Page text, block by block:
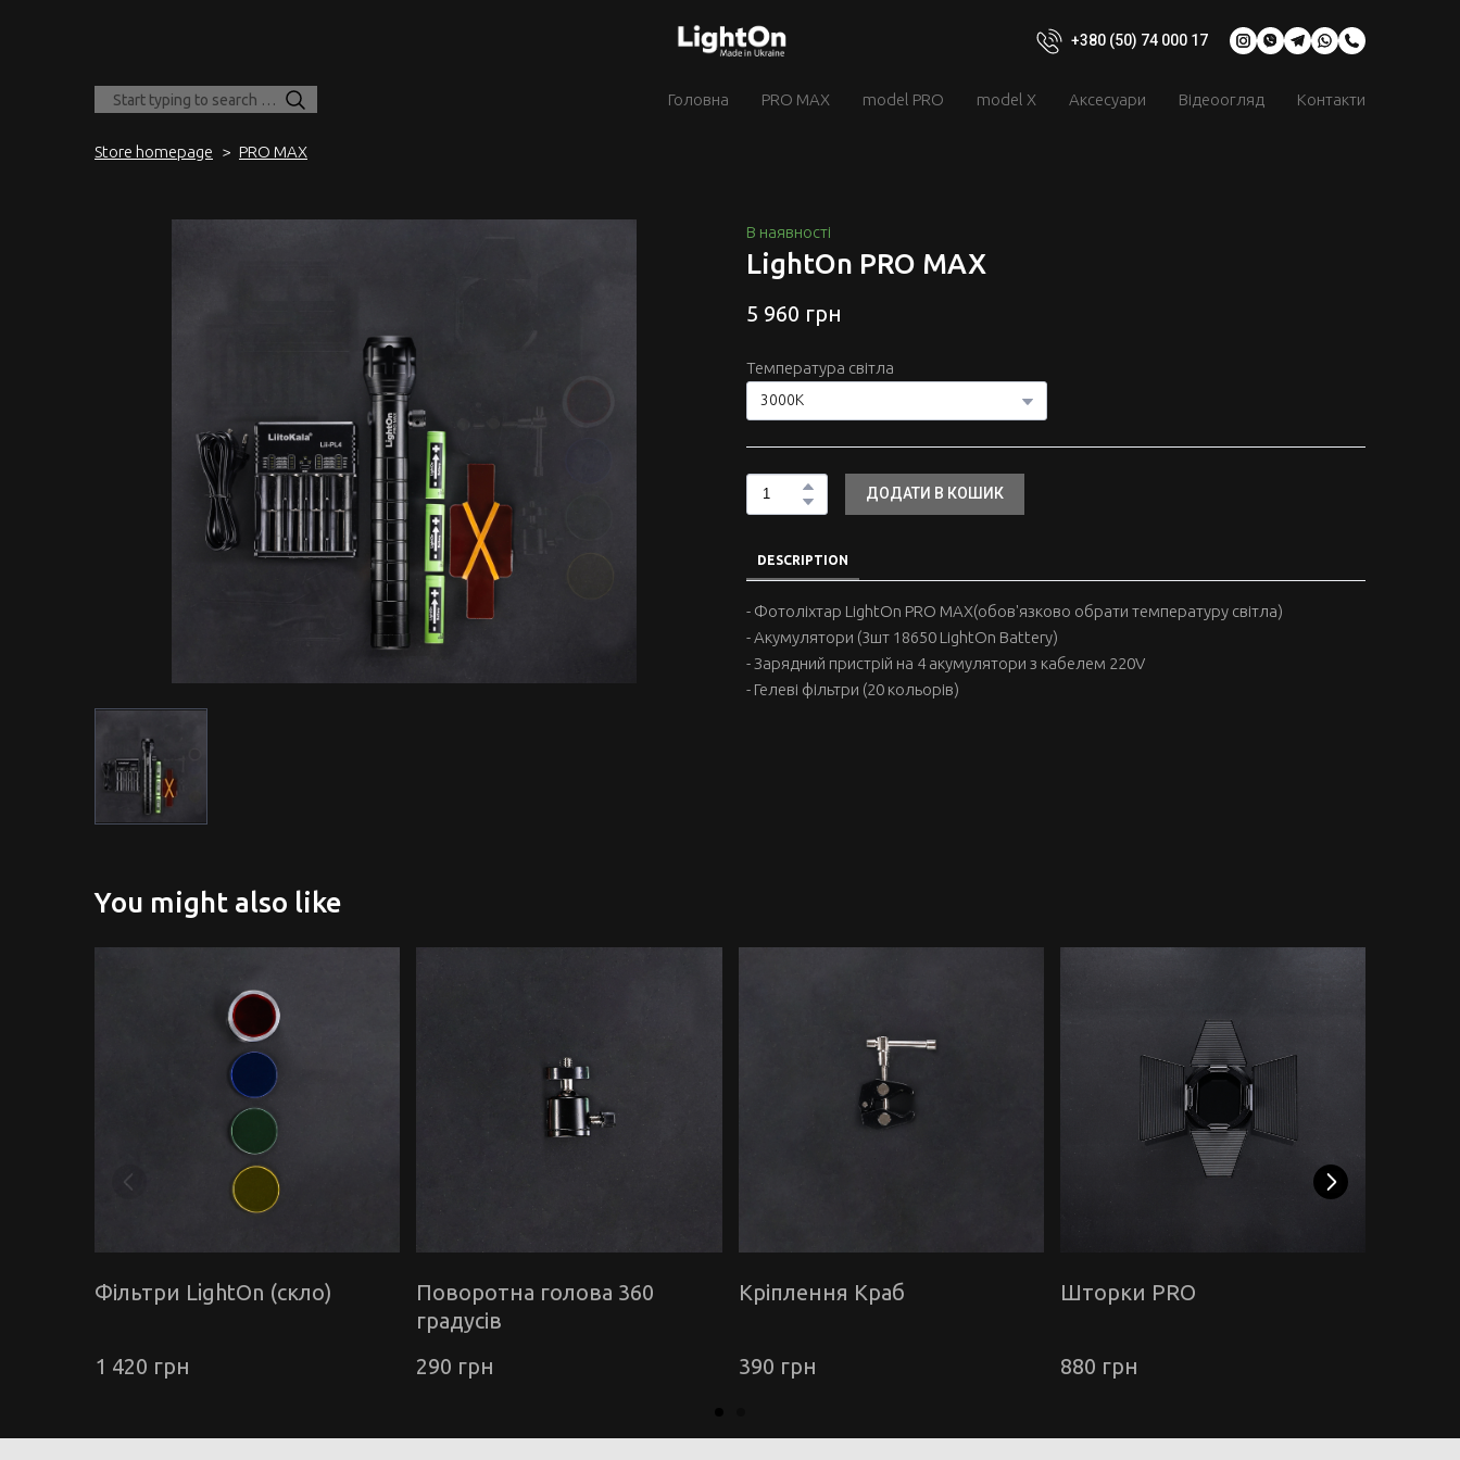
+380 (50) 74 000 17
Головна PRO MAX model PRO model X Аксесуари Відеоогляд Контакти
Store homepage PRO MAX
В наявності
LightOn PRO MAX
5 960 грн
Температура світла
ДОДАТИ В КОШИК
DESCRIPTION
- Фотоліхтар LightOn PRO MAX(обов'язково обрати температуру світла)
- Акумулятори (3шт 18650 LightOn Battery)
- Зарядний пристрій на 4 акумулятори з кабелем 220V
- Гелеві фільтри (20 кольорів)
You might also like
Фільтри LightOn (скло)
1 420 грн
Поворотна голова 360
градусів
290 грн
Кріплення Краб
390 грн
Шторки PRO
880 грн